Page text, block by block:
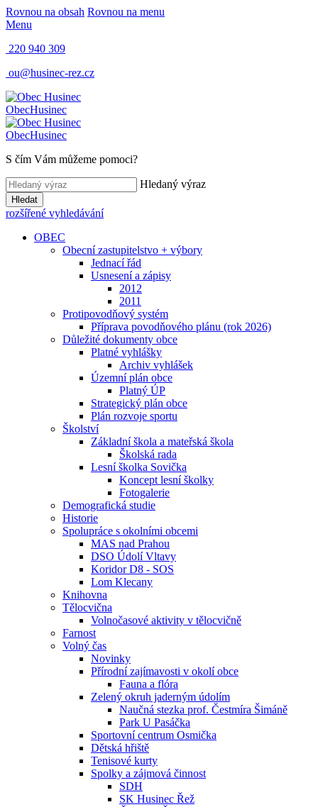
Rovnou na obsah Rovnou na menu
Menu
220 940 309
ou@husinec-rez.cz
ObecHusinec
ObecHusinec
S čím Vám můžeme pomoci?
Hledaný výraz
Hledat
rozšířené vyhledávání
OBEC
Obecní zastupitelstvo + výbory
Jednací řád
Usnesení a zápisy
2012
2011
Protipovodňový systém
Příprava povodňového plánu (rok 2026)
Důležité dokumenty obce
Platné vyhlášky
Archiv vyhlášek
Územní plán obce
Platný ÚP
Strategický plán obce
Plán rozvoje sportu
Školství
Základní škola a mateřská škola
Školská rada
Lesní školka Sovička
Koncept lesní školky
Fotogalerie
Demografická studie
Historie
Spolupráce s okolními obcemi
MAS nad Prahou
DSO Údolí Vltavy
Koridor D8 - SOS
Lom Klecany
Knihovna
Tělocvična
Volnočasové aktivity v tělocvičně
Farnost
Volný čas
Novinky
Přírodní zajímavosti v okolí obce
Fauna a flóra
Zelený okruh jaderným údolím
Naučná stezka prof. Čestmíra Šimáně
Park U Pasáčka
Sportovní centrum Osmička
Dětská hřiště
Tenisové kurty
Spolky a zájmová činnost
SDH
SK Husinec Řež